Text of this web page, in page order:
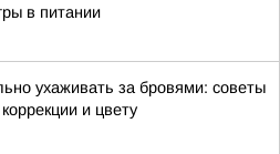
в питании
ухаживать за бровями: советы
и цвету